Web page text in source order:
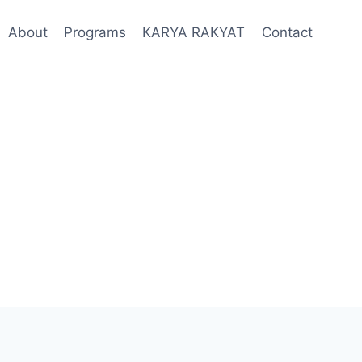
About Programs KARYA RAKYAT Contact